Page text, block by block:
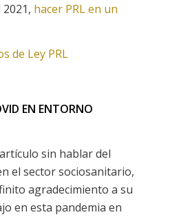
hacer PRL en un
de Ley PRL
EN ENTORNO
sin hablar del
el sector sociosanitario,
agradecimiento a su
en esta pandemia en